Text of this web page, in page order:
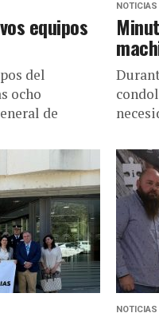
equipos
del
ocho
de
NOTICIAS
NOTICIAS